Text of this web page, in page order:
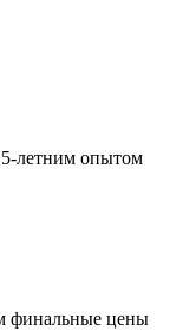
летним опытом
финальные цены